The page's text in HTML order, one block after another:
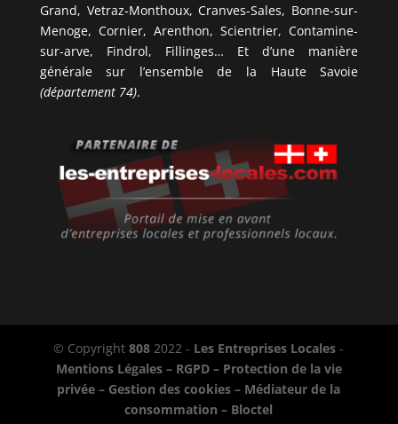
Grand, Vetraz-Monthoux, Cranves-Sales, Bonne-sur-
Menoge, Cornier, Arenthon, Scientrier, Contamine-
sur-arve, Findrol, Fillinges… Et d’une manière
générale sur l’ensemble de la Haute Savoie
(département 74).
© Copyright808 2022 - Les Entreprises Locales -
Mentions Légales – RGPD – Protection de la vie
privée – Gestion des cookies – Médiateur de la
consommation – Bloctel